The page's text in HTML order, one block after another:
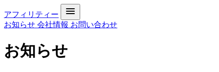
アフィリティー
お知らせ 会社情報 お問い合わせ
お知らせ